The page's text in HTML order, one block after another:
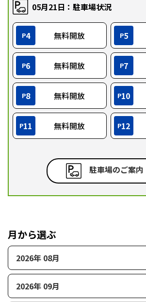
05月21日：駐車場状況
P4 無料開放 P5
P6 無料開放 P7
P8 無料開放 P10
P11 無料開放 P12
駐車場のご案内
月から選ぶ
2026年 08月
2026年 09月